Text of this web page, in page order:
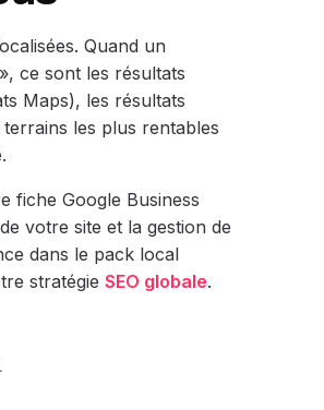
Quand un
ce sont les résultats
Maps), les résultats
les plus rentables
fiche Google Business
votre site et la gestion de
dans le pack local
stratégie SEO globale.